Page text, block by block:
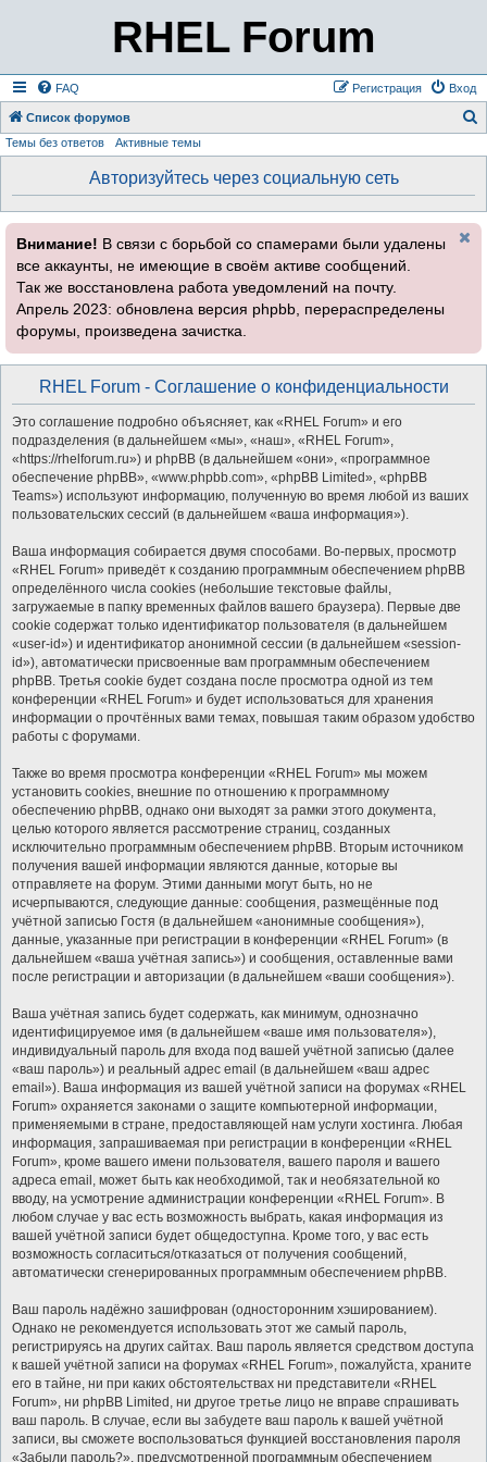
RHEL Forum
FAQ Вход
Регистрация
Список форумов
Темы без ответов Активные темы
Авторизуйтесь через социальную сеть
Внимание! В связи с борьбой со спамерами были удалены
все аккаунты, не имеющие в своём активе сообщений.
Так же восстановлена работа уведомлений на почту.
Апрель 2023: обновлена версия phpbb, перераспределены
форумы, произведена зачистка.
RHEL Forum - Соглашение о конфиденциальности
Это соглашение подробно объясняет, как «RHEL Forum» и его
подразделения (в дальнейшем «мы», «наш», «RHEL Forum»,
«https://rhelforum.ru») и phpBB (в дальнейшем «они», «программное
обеспечение phpBB», «www.phpbb.com», «phpBB Limited», «phpBB
Teams») используют информацию, полученную во время любой из ваших
пользовательских сессий (в дальнейшем «ваша информация»).
Ваша информация собирается двумя способами. Во-первых, просмотр
«RHEL Forum» приведёт к созданию программным обеспечением phpBB
определённого числа cookies (небольшие текстовые файлы,
загружаемые в папку временных файлов вашего браузера). Первые две
cookie содержат только идентификатор пользователя (в дальнейшем
«user-id») и идентификатор анонимной сессии (в дальнейшем «session-
id»), автоматически присвоенные вам программным обеспечением
phpBB. Третья cookie будет создана после просмотра одной из тем
конференции «RHEL Forum» и будет использоваться для хранения
информации о прочтённых вами темах, повышая таким образом удобство
работы с форумами.
Также во время просмотра конференции «RHEL Forum» мы можем
установить cookies, внешние по отношению к программному
обеспечению phpBB, однако они выходят за рамки этого документа,
целью которого является рассмотрение страниц, созданных
исключительно программным обеспечением phpBB. Вторым источником
получения вашей информации являются данные, которые вы
отправляете на форум. Этими данными могут быть, но не
исчерпываются, следующие данные: сообщения, размещённые под
учётной записью Гостя (в дальнейшем «анонимные сообщения»),
данные, указанные при регистрации в конференции «RHEL Forum» (в
дальнейшем «ваша учётная запись») и сообщения, оставленные вами
после регистрации и авторизации (в дальнейшем «ваши сообщения»).
Ваша учётная запись будет содержать, как минимум, однозначно
идентифицируемое имя (в дальнейшем «ваше имя пользователя»),
индивидуальный пароль для входа под вашей учётной записью (далее
«ваш пароль») и реальный адрес email (в дальнейшем «ваш адрес
email»). Ваша информация из вашей учётной записи на форумах «RHEL
Forum» охраняется законами о защите компьютерной информации,
применяемыми в стране, предоставляющей нам услуги хостинга. Любая
информация, запрашиваемая при регистрации в конференции «RHEL
Forum», кроме вашего имени пользователя, вашего пароля и вашего
адреса email, может быть как необходимой, так и необязательной ко
вводу, на усмотрение администрации конференции «RHEL Forum». В
любом случае у вас есть возможность выбрать, какая информация из
вашей учётной записи будет общедоступна. Кроме того, у вас есть
возможность согласиться/отказаться от получения сообщений,
автоматически сгенерированных программным обеспечением phpBB.
Ваш пароль надёжно зашифрован (односторонним хэшированием).
Однако не рекомендуется использовать этот же самый пароль,
регистрируясь на других сайтах. Ваш пароль является средством доступа
к вашей учётной записи на форумах «RHEL Forum», пожалуйста, храните
его в тайне, ни при каких обстоятельствах ни представители «RHEL
Forum», ни phpBB Limited, ни другое третье лицо не вправе спрашивать
ваш пароль. В случае, если вы забудете ваш пароль к вашей учётной
записи, вы сможете воспользоваться функцией восстановления пароля
«Забыли пароль?», предусмотренной программным обеспечением